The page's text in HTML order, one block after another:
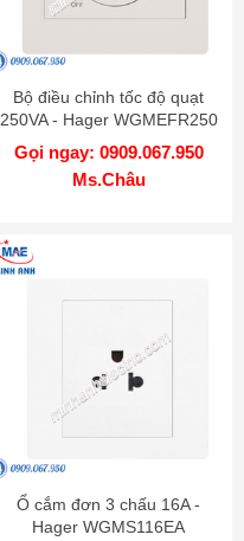
Bộ điều chỉnh tốc độ quạt
250VA - Hager WGMEFR250
Gọi ngay: 0909.067.950
Ms.Châu
Ổ cắm đơn 3 chấu 16A -
Hager WGMS116EA